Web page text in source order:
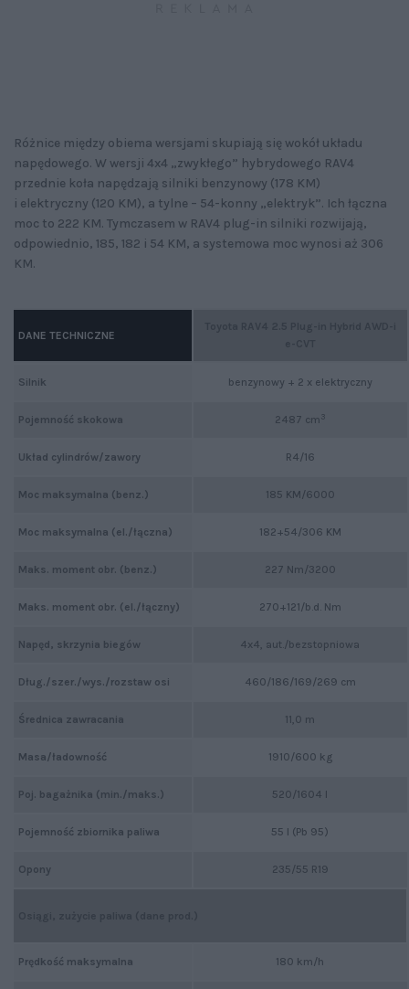
Różnice między obiema wersjami skupiają się wokół układu
napędowego. W wersji 4x4 „zwykłego” hybrydowego RAV4
przednie koła napędzają silniki benzynowy (178 KM)
i elektryczny (120 KM), a tylne – 54-konny „elektryk”. Ich łączna
moc to 222 KM. Tymczasem w RAV4 plug-in silniki rozwijają,
odpowiednio, 185, 182 i 54 KM, a systemowa moc wynosi aż 306
KM.
benzynowy + 2 x elektryczny
2487 cm 3
R4/16
185 KM/6000
182+54/306 KM
227 Nm/3200
270+121/b.d. Nm
4x4, aut./bezstopniowa
460/186/169/269 cm
11,0 m
1910/600 kg
520/1604 l
55 l (Pb 95)
235/55 R19
180 km/h
DANE TECHNICZNE
Silnik
Pojemność skokowa
Układ cylindrów/zawory
Moc maksymalna (benz.)
Moc maksymalna (el./łączna)
Maks. moment obr. (benz.)
Maks. moment obr. (el./łączny)
Napęd, skrzynia biegów
Dług./szer./wys./rozstaw osi
Średnica zawracania
Masa/ładowność
Poj. bagażnika (min./maks.)
Pojemność zbiornika paliwa
Opony
Prędkość maksymalna